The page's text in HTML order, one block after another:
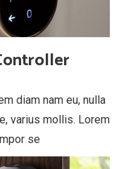
diam nam eu, nulla
varius mollis. Lorem
se